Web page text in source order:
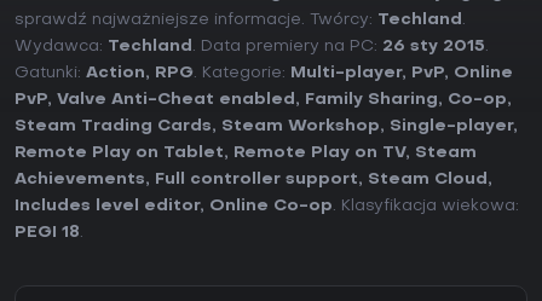
sprawdź najważniejsze informacje. Twórcy: Techland .
Wydawca: Techland . Data premiery na PC: 26 sty 2015.
Gatunki: Action, RPG. Kategorie: Multi-player, PvP, Online
PvP, Valve Anti-Cheat enabled , Family Sharing, Co-op,
Steam Trading Cards, Steam Workshop, Single-player,
Remote Play on Tablet, Remote Play on TV, Steam
Achievements, Full controller support, Steam Cloud ,
Includes level editor, Online Co-op. Klasyfikacja wiekowa:
PEGI 18.